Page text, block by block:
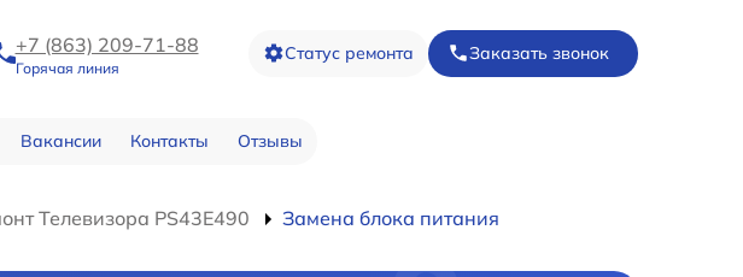
+7 (863) 209-71-88
Горячая линия
Статус ремонта Заказать звонок
Вакансии Контакты Отзывы
Телевизора PS43E490 Замена блока питания